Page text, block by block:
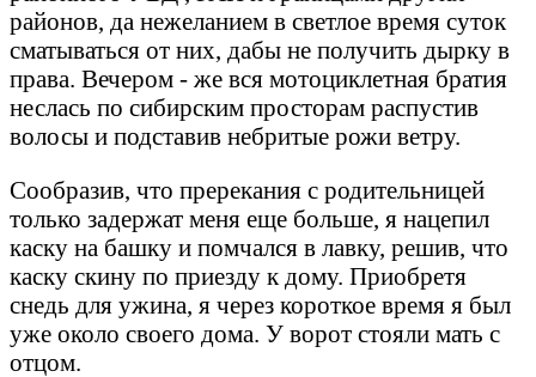
районов, да нежеланием в светлое время суток
сматываться от них, дабы не получить дырку в
права. Вечером - же вся мотоциклетная братия
неслась по сибирским просторам распустив
волосы и подставив небритые рожи ветру.
Сообразив, что пререкания с родительницей
только задержат меня еще больше, я нацепил
каску на башку и помчался в лавку, решив, что
каску скину по приезду к дому. Приобретя
снедь для ужина, я через короткое время я был
уже около своего дома. У ворот стояли мать с
отцом.